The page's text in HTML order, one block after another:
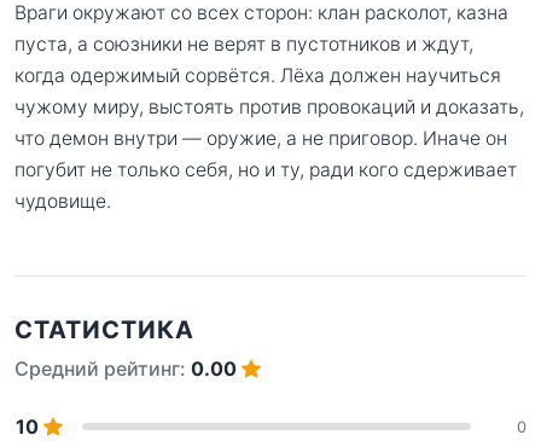
Враги окружают со всех сторон: клан расколот, казна
пуста, а союзники не верят в пустотников и ждут,
когда одержимый сорвётся. Лёха должен научиться
чужому миру, выстоять против провокаций и доказать,
что демон внутри — оружие, а не приговор. Иначе он
погубит не только себя, но и ту, ради кого сдерживает
чудовище.
СТАТИСТИКА
Средний рейтинг: 0.00
10 0